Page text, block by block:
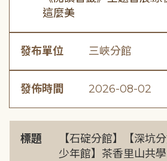
這麼美
發布單位 三峽分館
發佈時間 2026-08-02
標題
【石碇分館】【深坑
少年館】茶香里山共